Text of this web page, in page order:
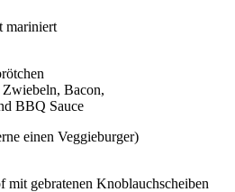
mariniert
Bacon,
BBQ Sauce
einen Veggieburger)
gebratenen Knoblauchscheiben